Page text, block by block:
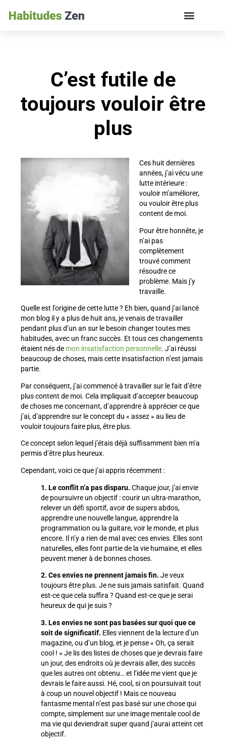
C’est futile de
toujours vouloir être
plus
Ces huit dernières
années, j’ai vécu une
lutte intérieure :
vouloir m’améliorer,
ou vouloir être plus
content de moi.
Pour être honnête, je
n’ai pas
complètement
trouvé comment
résoudre ce
problème. Mais j’y
travaille.
Quelle est l’origine de cette lutte ? Eh bien, quand j’ai lancé
mon blog il y a plus de huit ans, je venais de travailler
pendant plus d’un an sur le besoin changer toutes mes
habitudes, avec un franc succès. Et tous ces changements
étaient nés de mon insatisfaction personnelle. J’ai réussi
beaucoup de choses, mais cette insatisfaction n’est jamais
partie.
Par conséquent, j’ai commencé à travailler sur le fait d’être
plus content de moi. Cela impliquait d’accepter beaucoup
de choses me concernant, d’apprendre à apprécier ce que
j’ai, d’apprendre sur le concept du « assez » au lieu de
vouloir toujours faire plus, être plus.
Ce concept selon lequel j’étais déjà suffisamment bien m’a
permis d’être plus heureux.
Cependant, voici ce que j’ai appris récemment :
1. Le conflit n’a pas disparu. Chaque jour, j’ai envie
de poursuivre un objectif : courir un ultra-marathon,
relever un défi sportif, avoir de supers abdos,
apprendre une nouvelle langue, apprendre la
programmation ou la guitare, voir le monde, et plus
encore. Il n’y a rien de mal avec ces envies. Elles sont
naturelles, elles font partie de la vie humaine, et elles
peuvent mener à de bonnes choses.
2. Ces envies ne prennent jamais fin. Je veux
toujours être plus. Je ne suis jamais satisfait. Quand
est-ce que cela suffira ? Quand est-ce que je serai
heureux de qui je suis ?
3. Les envies ne sont pas basées sur quoi que ce
soit de significatif. Elles viennent de la lecture d’un
magazine, ou d’un blog, et je pense « Oh, ça serait
cool ! » Je lis des listes de choses que je devrais faire
un jour, des endroits où je devrais aller, des succès
que les autres ont obtenu… et l’idée me vient que je
devrais le faire aussi. Hé, cool, si on poursuivait tout
à coup un nouvel objectif ! Mais ce nouveau
fantasme mental n’est pas basé sur une chose qui
compte, simplement sur une image mentale cool de
ma vie qui deviendrait super quand j’aurai atteint cet
objectif.